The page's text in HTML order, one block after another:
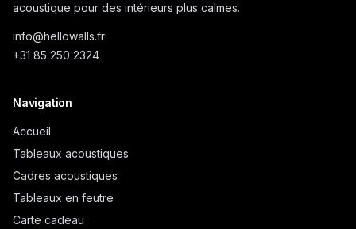
acoustique pour des intérieurs plus calmes.
info@hellowalls.fr
+31 85 250 2324
Navigation
Accueil
Tableaux acoustiques
Cadres acoustiques
Tableaux en feutre
Carte cadeau